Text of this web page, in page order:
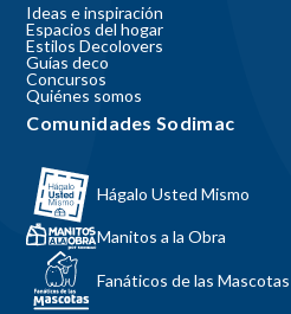
Ideas e inspiración
Espacios del hogar
Estilos Decolovers
Guías deco
Concursos
Quiénes somos
Comunidades Sodimac
Hágalo Usted Mismo
Manitos a la Obra
Fanáticos de las Mascotas